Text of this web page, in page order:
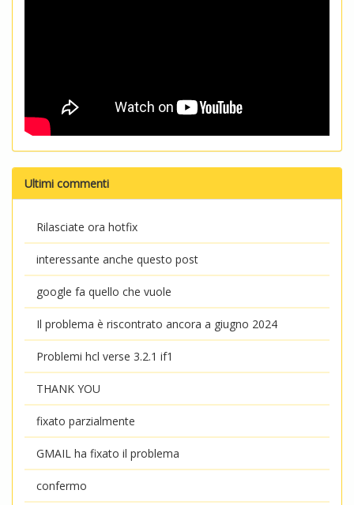
Ultimi commenti
Rilasciate ora hotfix
interessante anche questo post
google fa quello che vuole
Il problema è riscontrato ancora a giugno 2024
Problemi hcl verse 3.2.1 if1
THANK YOU
fixato parzialmente
GMAIL ha fixato il problema
confermo